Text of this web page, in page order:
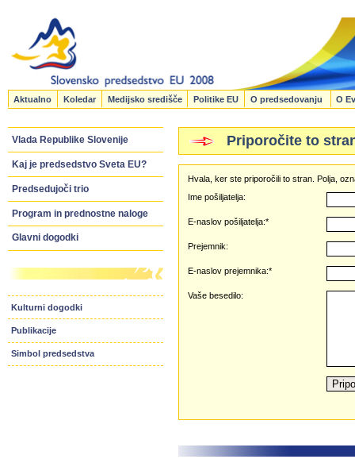
Aktualno Koledar Medijsko središče Politike EU O predsedovanju O
Vlada Republike Slovenije
Kaj je predsedstvo Sveta EU?
Predsedujoči trio
Program in prednostne naloge
Glavni dogodki
Kulturni dogodki
Publikacije
Simbol predsedstva
Priporočite to
Hvala, ker ste priporočili to stran. Polja,
Ime pošiljatelja:
E-naslov pošiljatelja:*
Prejemnik:
E-naslov prejemnika:*
Vaše besedilo: